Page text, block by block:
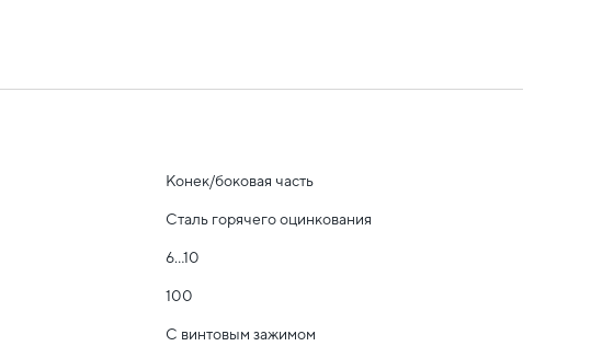
Конек/боковая часть
Сталь горячего оцинкования
6...10
100
С винтовым зажимом